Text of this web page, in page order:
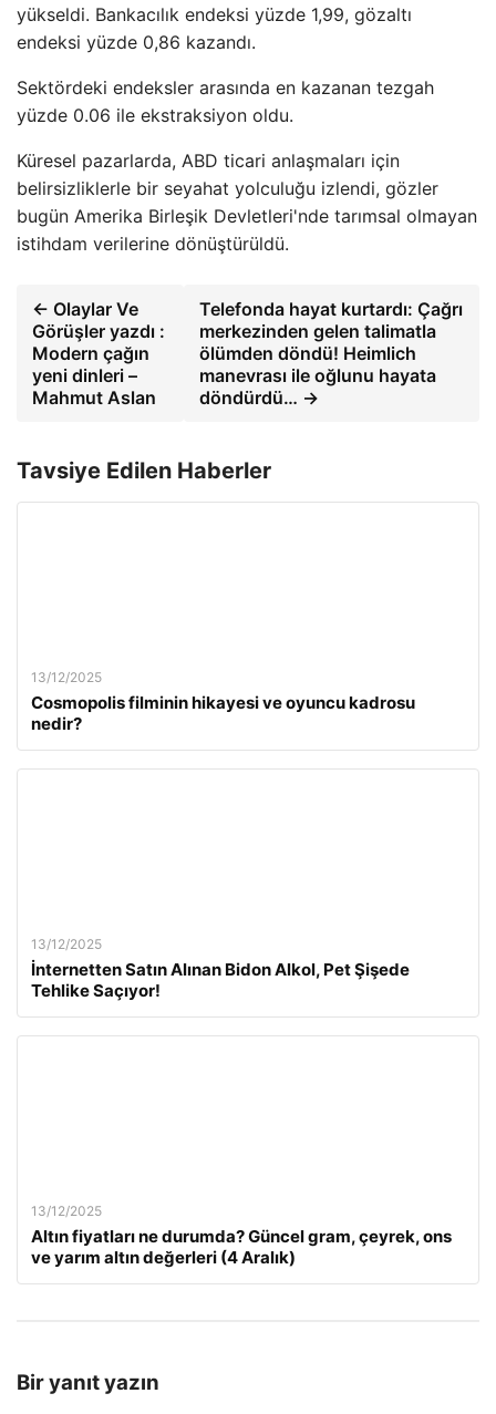
yükseldi. Bankacılık endeksi yüzde 1,99, gözaltı
endeksi yüzde 0,86 kazandı.
Sektördeki endeksler arasında en kazanan tezgah
yüzde 0.06 ile ekstraksiyon oldu.
Küresel pazarlarda, ABD ticari anlaşmaları için
belirsizliklerle bir seyahat yolculuğu izlendi, gözler
bugün Amerika Birleşik Devletleri'nde tarımsal olmayan
istihdam verilerine dönüştürüldü.
← Olaylar Ve
Görüşler yazdı :
Modern çağın
yeni dinleri –
Mahmut Aslan
Telefonda hayat kurtardı: Çağrı
merkezinden gelen talimatla
ölümden döndü! Heimlich
manevrası ile oğlunu hayata
döndürdü… →
Tavsiye Edilen Haberler
13/12/2025
Cosmopolis filminin hikayesi ve oyuncu kadrosu
nedir?
13/12/2025
İnternetten Satın Alınan Bidon Alkol, Pet Şişede
Tehlike Saçıyor!
13/12/2025
Altın fiyatları ne durumda? Güncel gram, çeyrek, ons
ve yarım altın değerleri (4 Aralık)
Bir yanıt yazın